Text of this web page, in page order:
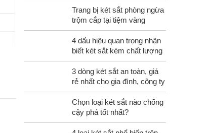
Trang bị két sắt phòng ngừa
trộm cắp tại tiệm vàng
4 dấu hiệu quan trọng nhận
biết két sắt kém chất lượng
3 dòng két sắt an toàn, giá
rẻ nhất cho gia đình, công ty
Chọn loại két sắt nào chống
cậy phá tốt nhất?